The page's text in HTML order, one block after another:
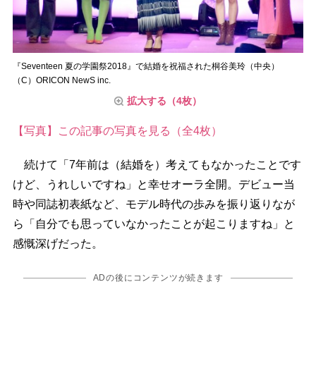
『Seventeen 夏の学園祭2018』で結婚を祝福された桐谷美玲（中央）
（C）ORICON NewS inc.
拡大する（4枚）
【写真】この記事の写真を見る（全4枚）
続けて「7年前は（結婚を）考えてもなかったことです
けど、うれしいですね」と幸せオーラ全開。デビュー当
時や同誌初表紙など、モデル時代の歩みを振り返りなが
ら「自分でも思っていなかったことが起こりますね」と
感慨深げだった。
ADの後にコンテンツが続きます